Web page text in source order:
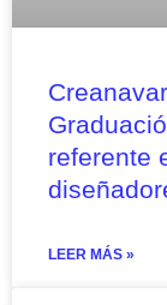
referente
LEER MÁS »